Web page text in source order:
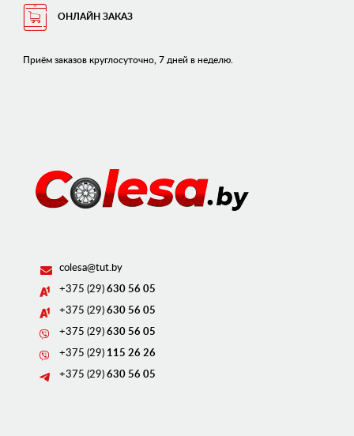
ОНЛАЙН ЗАКАЗ
Приём заказов круглосуточно, 7 дней в неделю.
colesa@tut.by
+375 (29) 630 56 05
+375 (29) 630 56 05
+375 (29) 630 56 05
+375 (29) 115 26 26
+375 (29) 630 56 05